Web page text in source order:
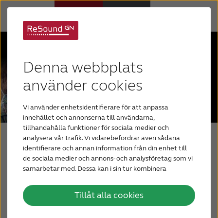
Denna webbplats
använder cookies
Vi använder enhetsidentifierare för att anpassa
innehållet och annonserna till användarna,
tillhandahålla funktioner för sociala medier och
analysera vår trafik. Vi vidarebefordrar även sådana
identifierare och annan information från din enhet till
de sociala medier och annons- och analysföretag som vi
samarbetar med. Dessa kan i sin tur kombinera
tillhandahållit eller som de har samlat in när du har
använt deras tjänster.Tillåt alla cookies
Om nedsatt hörsel
Hjälp
Varför ReSound?
Blogg
KONTAKTA OSS
Din blogg om hörsel
Din blogg om hörsel